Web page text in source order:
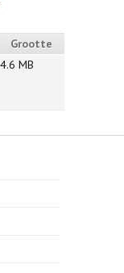
Grootte
4.6 MB